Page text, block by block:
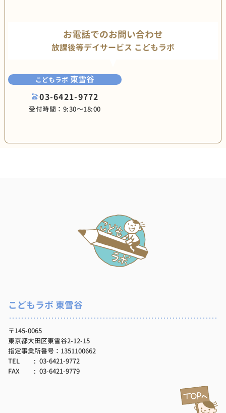
お電話でのお問い合わせ
放課後等デイサービス こどもラボ
こどもラボ 東雪谷
03-6421-9772
受付時間：9:30〜18:00
こどもラボ 東雪谷
〒145-0065
東京都大田区東雪谷2-12-15
指定事業所番号：1351100662
TEL
03-6421-9772
FAX
03-6421-9779